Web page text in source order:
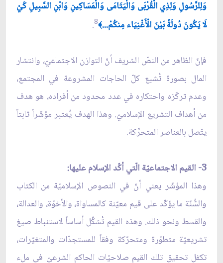
وَلِلرَّسُولِ وَلِذِي الْقُرْبَى وَالْيَتَامَى وَالْمَسَاكِينِ وَابْنِ السَّبِيلِ كَيْ
لَا يَكُونَ دُولَةً بَيْنَ الْأَغْنِيَاء مِنكُمْ...﴾8
.
فإنّ الظاهر من النصّ الشريف أنّ التوازن الاجتماعيّ، وانتشار
المال بصورة تُشبع كلّ الحاجات المشروعة في المجتمع،
وعدم تركّزه واحتكاره في عدد محدود من أفراده، هو هدف
من أهداف التشريع الإسلاميّ. وهذا الهدف يُعتبر مؤشّراً ثابتاً
يتّصل بالعناصر المتحرِّكة.
3- القيم الاجتماعيّة الّتي أكّد الإسلام عليها:
وهذا المؤشّر يعني أنّ في النصوص الإسلاميّة من الكتاب
والسُّنّة ما يؤكّد على قيم معيّنة كالمساواة، والأخوّة، والعدالة،
والقسط ونحو ذلك. وهذه القيم تُشكِّل أساساً لاستنباط صيغ
تشريعيّة متطوّرة ومتحرّكة وفقاً للمستجدّات والمتغيّرات،
تكفل تحقيق تلك القيم صلاحيّات الحاكم الشرعيّ في مل‏ء